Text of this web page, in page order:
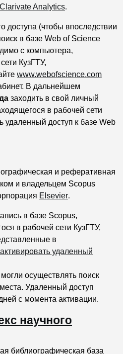
Clarivate Analytics.
доступа (чтобы впоследствии
в базе Web of Science
c компьютера,
КузГТУ,
www.webofscience.com
В дальнейшем
заходить в свой личный
в рабочей сети
удаленный доступ к базе Web
и реферативная
и владельцем Scopus
Elsevier.
в базе Scopus,
в рабочей сети КузГТУ,
в
удаленный
осуществлять поиск
Удаленный доступ
с момента активации.
научного
библиографическая база